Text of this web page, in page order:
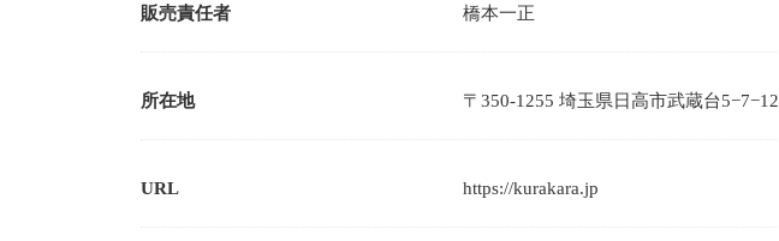
販売責任者 橋本一正
所在地 〒350-1255 埼玉県日高市武蔵台5−7−12
URL https://kurakara.jp